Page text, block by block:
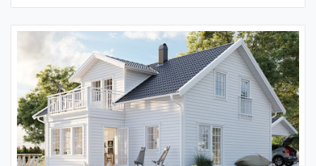
Härifrån lyfter du smidigt in matkassarna direkt i köket inför
kvällens middag. Ett härligt ljust vardagsrum med öppen
planlösning ger plats att umgås – med utsikt över uteplatsen
och trädgården dit barnen lätt springer ut och leker genom de
helglasade dörrarna. Ovanvåningen anpassar du efter din
familj, med ett skönt sällskapsrum, badrum med plats för både
badkar och dusch, avskilt kontor och chansen att göra om ett
sovrum till en stor och lyxig walk-in closet.